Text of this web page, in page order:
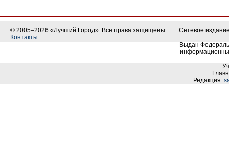
© 2005–2026 «Лучший Город». Все права защищены.
Контакты
Сетевое
Выдан
Редакция: